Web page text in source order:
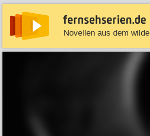
Novellen aus dem
News Entdecken Streaming